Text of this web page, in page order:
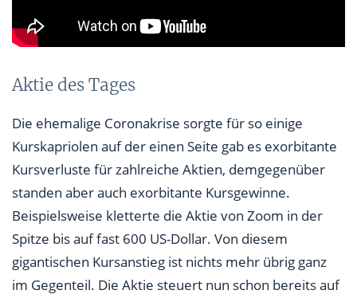
Aktie des Tages
Die ehemalige Coronakrise sorgte für so einige
Kurskapriolen auf der einen Seite gab es exorbitante
Kursverluste für zahlreiche Aktien, demgegenüber
standen aber auch exorbitante Kursgewinne.
Beispielsweise kletterte die Aktie von Zoom in der
Spitze bis auf fast 600 US-Dollar. Von diesem
gigantischen Kursanstieg ist nichts mehr übrig ganz
im Gegenteil. Die Aktie steuert nun schon bereits auf